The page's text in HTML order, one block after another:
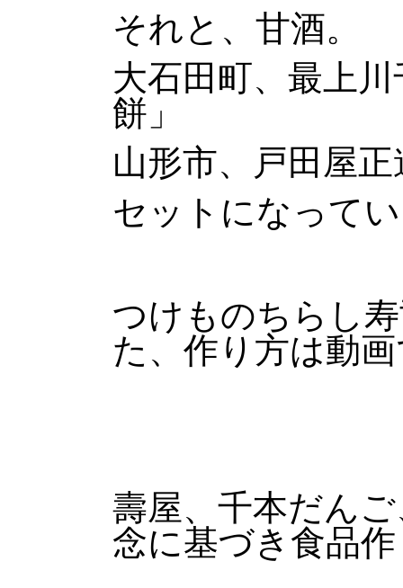
それと、甘酒。
大石田町、最上
餅」
山形市、戸田屋
セットになって
つけものちらし
た、作り方は動
壽屋、千本だん
念に基づき食品